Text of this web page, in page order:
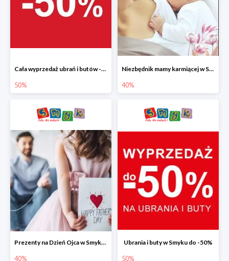
Cała wyprzedaż ubrań i butów -50%
50%
Niezbędnik mamy karmiącej w Smyku do -40%
40%
Prezenty na Dzień Ojca w Smyku do -40%
40%
Ubrania i buty w Smyku do -50%
50%